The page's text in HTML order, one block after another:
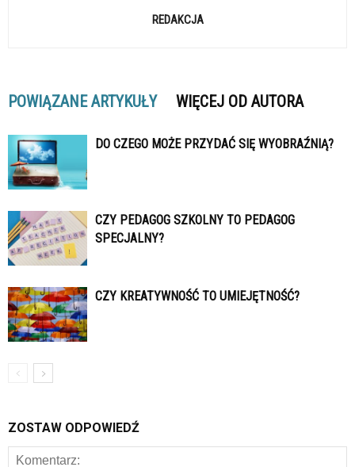
REDAKCJA
POWIĄZANE ARTYKUŁY WIĘCEJ OD AUTORA
DO CZEGO MOŻE PRZYDAĆ SIĘ WYOBRAŹNIĄ?
CZY PEDAGOG SZKOLNY TO PEDAGOG
SPECJALNY?
CZY KREATYWNOŚĆ TO UMIEJĘTNOŚĆ?
ZOSTAW ODPOWIEDŹ